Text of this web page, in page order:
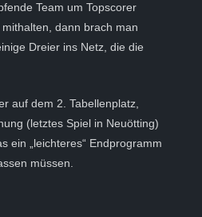
Team um Topscorer
dann brach man
Dreier ins Netz, die die
auf dem 2. Tabellenplatz,
(letztes Spiel in Neuötting)
ein „leichteres“ Endprogramm
müssen.